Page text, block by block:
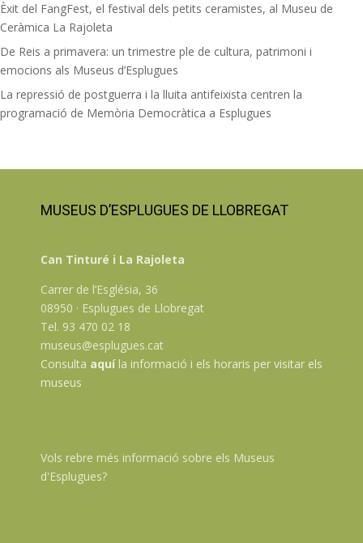
Èxit del FangFest, el festival dels petits ceramistes, al Museu de
Ceràmica La Rajoleta
De Reis a primavera: un trimestre ple de cultura, patrimoni i
emocions als Museus d’Esplugues
La repressió de postguerra i la lluita antifeixista centren la
programació de Memòria Democràtica a Esplugues
MUSEUS D’ESPLUGUES DE LLOBREGAT
Can Tinturé i La Rajoleta
Carrer de l’Església, 36
08950 · Esplugues de Llobregat
Tel. 93 470 02 18
museus@esplugues.cat
Consulta aquíla informació i els horaris per visitar els
museus
Vols rebre més informació sobre els Museus
d'Esplugues?